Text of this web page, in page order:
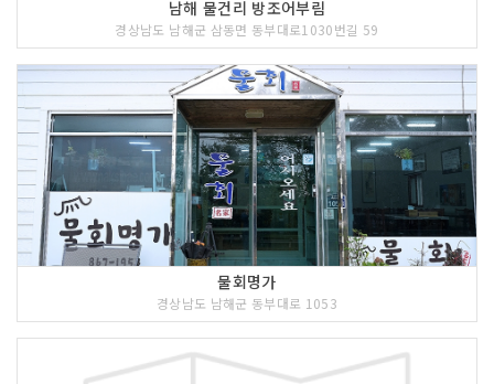
남해 물건리 방조어부림
경상남도 남해군 삼동면 동부대로1030번길 59
물회명가
경상남도 남해군 동부대로 1053